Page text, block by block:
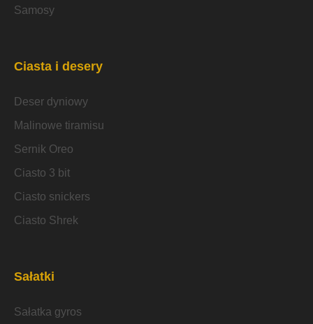
Samosy
Ciasta i desery
Deser dyniowy
Malinowe tiramisu
Sernik Oreo
Ciasto 3 bit
Ciasto snickers
Ciasto Shrek
Sałatki
Sałatka gyros